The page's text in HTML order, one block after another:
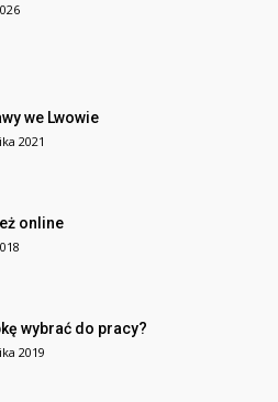
we Lwowie
2021
online
wybrać do pracy?
2019